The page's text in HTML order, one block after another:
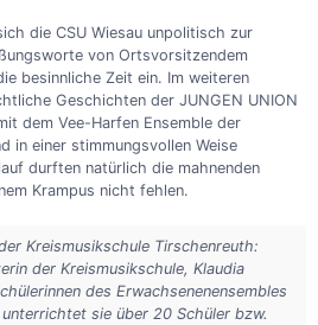
die CSU Wiesau unpolitisch zur
von Ortsvorsitzendem
besinnliche Zeit ein. Im weiteren
Geschichten der JUNGEN UNION
dem Vee-Harfen Ensemble der
in einer stimmungsvollen Weise
durften natürlich die mahnenden
Krampus nicht fehlen.
Kreismusikschule Tirschenreuth:
der Kreismusikschule, Klaudia
des Erwachsenenensembles
sie über 20 Schüler bzw.